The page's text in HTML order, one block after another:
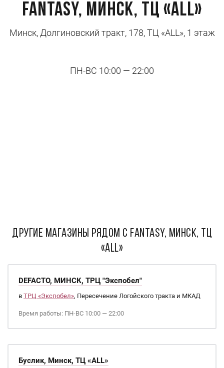
Fantasy, Минск, ТЦ «ALL»
Минск, Долгиновский тракт, 178, ТЦ «ALL», 1 этаж
ПН-ВС 10:00 — 22:00
ДРУГИЕ МАГАЗИНЫ РЯДОМ С Fantasy, Минск, ТЦ
«ALL»
DEFACTO, МИНСК, ТРЦ "Экспобел"
в ТРЦ «Экспобел», Пересечение Логойского тракта и МКАД
Время работы: ПН-ВС 10:00 — 22:00
Буслик, Минск, ТЦ «ALL»